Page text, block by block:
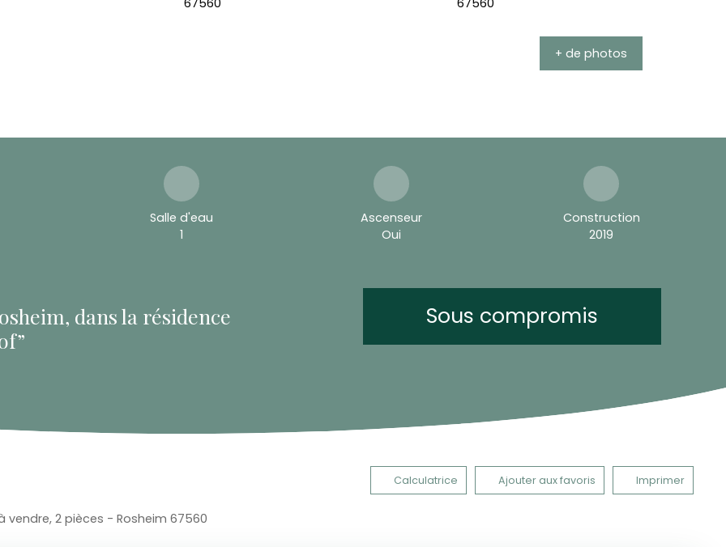
+ de photos
Salle d'eau
1
Ascenseur
Oui
Construction
2019
dans la résidence
Sous compromis
Calculatrice Ajouter aux favoris Imprimer
vendre, 2 pièces - Rosheim 67560